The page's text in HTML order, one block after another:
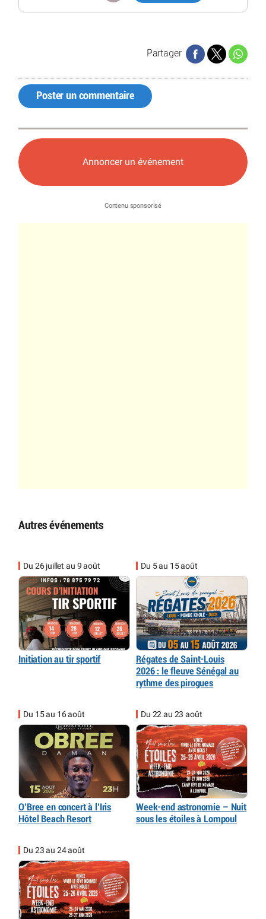
Partager
Poster un commentaire
Annoncer un événement
Autres événements
Du 26 juillet au 9 août
Initiation au tir sportif
Du 5 au 15 août
Régates de Saint-Louis
2026 : le fleuve Sénégal au
rythme des pirogues
Du 15 au 16 août
O’Bree en concert à l’Iris
Hôtel Beach Resort
Du 22 au 23 août
Week-end astronomie – Nuit
sous les étoiles à Lompoul
Du 23 au 24 août